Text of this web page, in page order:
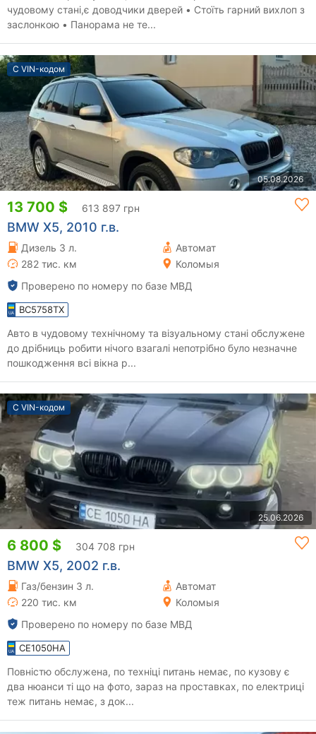
чудовому стані,є доводчики дверей • Стоїть гарний вихлоп з
заслонкою • Панорама не те...
С VIN-кодом
05.08.2026
13 700 $ 613 897 грн
BMW X5, 2010 г.в.
Дизель 3 л.
Автомат
282 тис. км
Коломыя
Проверено по номеру по базе МВД
BC5758TX
Авто в чудовому технічному та візуальному стані обслужене
до дрібниць робити нічого взагалі непотрібно було незначне
пошкодження всі вікна р...
С VIN-кодом
25.06.2026
6 800 $ 304 708 грн
BMW X5, 2002 г.в.
Газ/бензин 3 л.
Автомат
220 тис. км
Коломыя
Проверено по номеру по базе МВД
CE1050HA
Повністю обслужена, по техніці питань немає, по кузову є
два нюанси ті що на фото, зараз на проставках, по електриці
теж питань немає, з док...